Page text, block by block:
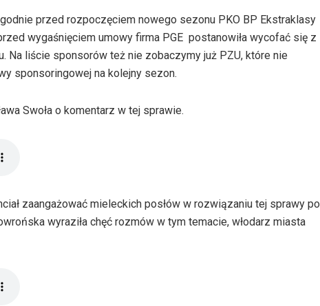
przed rozpoczęciem nowego sezonu PKO BP Ekstraklasy
wygaśnięciem umowy firma PGE postanowiła wycofać się z
Na liście sponsorów też nie zobaczymy już PZU, które nie
sponsoringowej na kolejny sezon.
Swoła o komentarz w tej sprawie.
zaangażować mieleckich posłów w rozwiązaniu tej sprawy po
wyraziła chęć rozmów w tym temacie, włodarz miasta